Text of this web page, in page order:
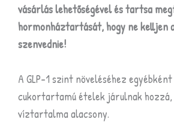
vásárlás lehetőségével és tartsa
hormonháztartását, hogy ne kelljen
szenvednie!
A GLP-1 szint növeléséhez
cukortartamú ételek járulnak hozzá,
víztartalma alacsony.